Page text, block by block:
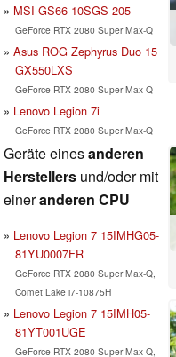
MSI GS66 10SGS-205
GeForce RTX 2080 Super Max-Q
Asus ROG Zephyrus Duo 15
GX550LXS
GeForce RTX 2080 Super Max-Q
Lenovo Legion 7i
GeForce RTX 2080 Super Max-Q
Geräte einesanderen
Herstellers und/oder mit
eineranderen CPU
Lenovo Legion 7 15IMHG05-
81YU0007FR
GeForce RTX 2080 Super Max-Q,
Comet Lake i7-10875H
Lenovo Legion 7 15IMH05-
81YT001UGE
GeForce RTX 2080 Super Max-Q,